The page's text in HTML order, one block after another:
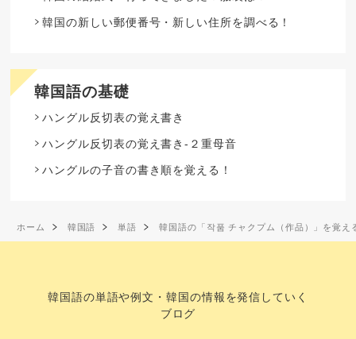
韓国の新しい郵便番号・新しい住所を調べる！
韓国語の基礎
ハングル反切表の覚え書き
ハングル反切表の覚え書き-２重母音
ハングルの子音の書き順を覚える！
ホーム 韓国語 単語 韓国語の「작품 チャクプム（作品）」を覚え
韓国語の単語や例文・韓国の情報を発信していく
ブログ